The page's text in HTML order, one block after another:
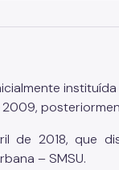
de 2018, que
– SMSU.